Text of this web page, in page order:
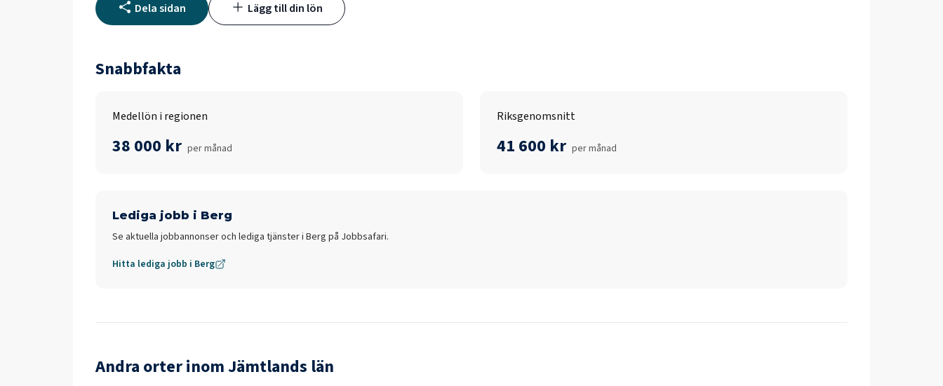
Dela sidan Lägg till din lön
Snabbfakta
Medellön i regionen
38 000 kr per månad
Riksgenomsnitt
41 600 kr per månad
Lediga jobb i Berg
Se aktuella jobbannonser och lediga tjänster i Berg på Jobbsafari.
Hitta lediga jobb i Berg
Andra orter inom Jämtlands län